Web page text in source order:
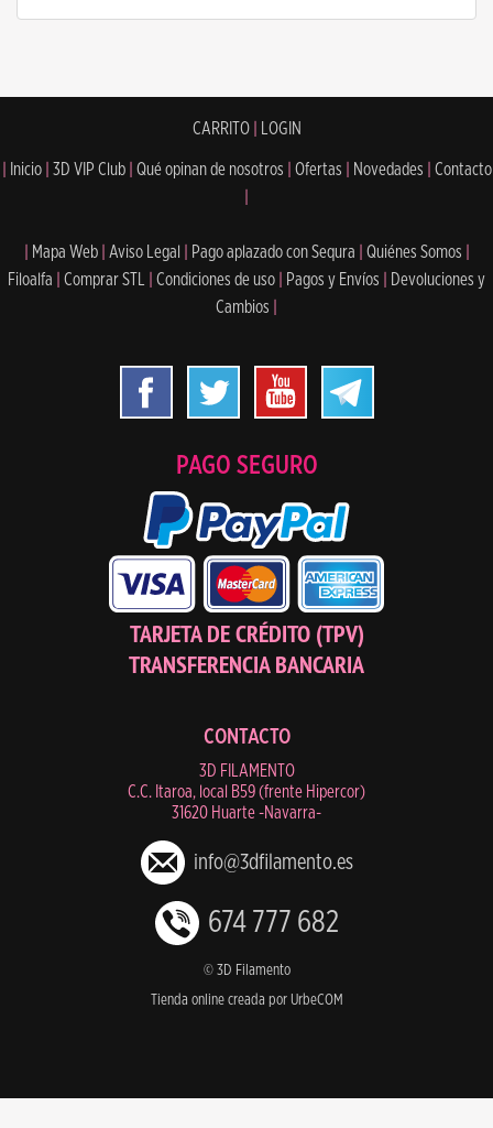
CARRITO| LOGIN
Inicio 3D VIP Club Qué opinan de nosotros Ofertas Novedades
Contacto
Mapa Web Aviso Legal Pago aplazado con Sequra Quiénes Somos
Filoalfa
Comprar STL Condiciones de uso Pagos y Envíos
Devoluciones y
Cambios
PAGO SEGURO
TARJETA DE CRÉDITO (TPV)
TRANSFERENCIA BANCARIA
CONTACTO
3D FILAMENTO
C.C. Itaroa, local B59 (frente Hipercor)
31620 Huarte -Navarra-
info@3dfilamento.es
674 777 682
© 3D Filamento
Tienda online creada por UrbeCOM